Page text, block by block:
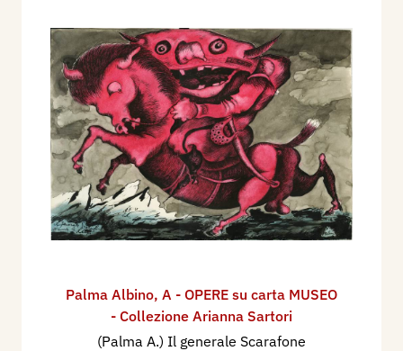
Palma Albino, A - OPERE su carta MUSEO
- Collezione Arianna Sartori
(Palma A.) Il generale Scarafone